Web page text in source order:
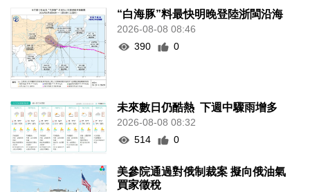
“白海豚”料最快明晚登陸浙閩沿海
2026-08-08 08:46
390
0
未來數日仍酷熱 下週中驟雨增多
2026-08-08 08:32
514
0
美參院通過對俄制裁案 擬向俄油氣
買家徵稅